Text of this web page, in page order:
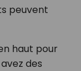
peuvent
haut pour
des